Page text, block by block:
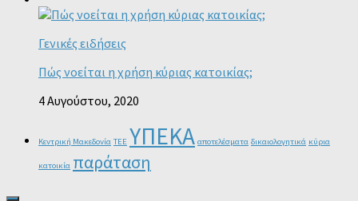
Γενικές ειδήσεις
Πώς νοείται η χρήση κύριας κατοικίας;
4 Αυγούστου, 2020
Κεντρική Μακεδονία ΤΕΕ ΥΠΕΚΑ αποτελέσματα δικαιολογητικά κύρια
κατοικία παράταση